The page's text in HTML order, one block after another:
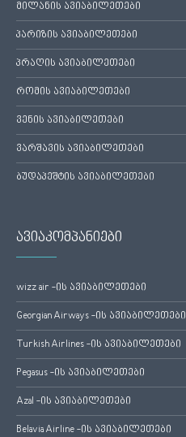
მილანის ავიაბილეთები
პარიზის ავიაბილეთები
პრაღის ავიაბილეთები
რომის ავიაბილეთები
ვენის ავიაბილეთები
ვარშავის ავიაბილეთები
ბუდაპეშტის ავიაბილეთები
ავიაკომპანიები
wizz air -ის ავიაბილეთები
Georgian Airways -ის ავიაბილეთები
Turkish Airlines -ის ავიაბილეთები
Pegasus -ის ავიაბილეთები
Azal -ის ავიაბილეთები
Belavia Airline -ის ავიაბილეთები